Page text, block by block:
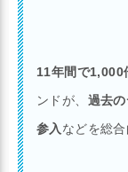
11年間で1,000
ンドが、 過去
参入 などを総